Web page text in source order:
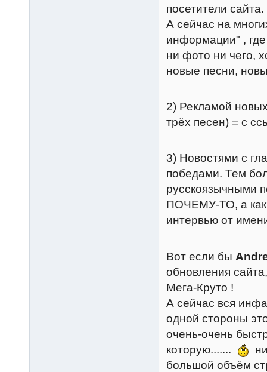
посетители сайта.
А сейчас на
информации" ,
ни фото ни чего,
новые песни,
2) Рекламой
трёх песен) = с
3) Новостями с
победами. Тем
русскоязычными
ПОЧЕМУ-ТО, а как
интервью от
Вот если бы
обновления
Мега-Круто !
А сейчас вся
одной стороны
очень-очень
которую.......
большой объём